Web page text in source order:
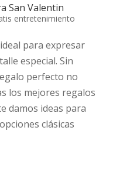
San Valentin
entretenimiento
para expresar
especial. Sin
perfecto no
los mejores regalos
damos ideas para
clásicas